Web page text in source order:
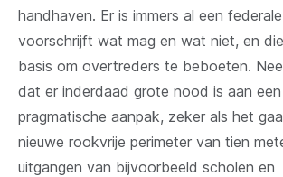
handhaven. Er is immers al een
voorschrijft wat mag en wat niet, en
basis om overtreders te beboeten.
dat er inderdaad grote nood is aan
pragmatische aanpak, zeker als het
nieuwe rookvrije perimeter van tien
uitgangen van bijvoorbeeld scholen en